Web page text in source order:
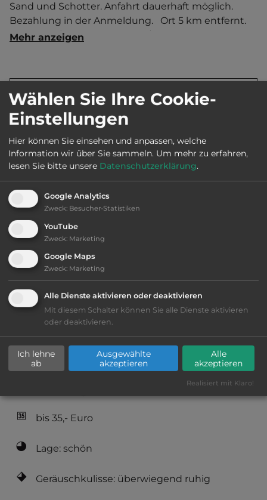
Sand und Schotter. Anfahrt dauerhaft möglich.
Bezahlung in der Anmeldung.   Ort 5 km entfernt.
Touristen-/Dauerstellplätze 8/0.
Mehr anzeigen
Land: Deutschland
E-Mail: info@belt-camping-fehmarn.de
Webseite:
Öffnungszeiten: 1.4. bis 18.10.
bis 35,- Euro
Lage: schön
Geräuschkulisse: überwiegend ruhig
Wählen Sie Ihre Cookie-
Einstellungen
Hier können Sie einsehen und anpassen, welche
Information wir über Sie sammeln. Um mehr zu erfahren,
lesen Sie bitte unsere Datenschutzerklärung.
Google Analytics
Zweck: Besucher-Statistiken
YouTube
Zweck: Marketing
Google Maps
Zweck: Marketing
Alle Dienste aktivieren oder deaktivieren
Mit diesem Schalter können Sie alle Dienste aktivieren
oder deaktivieren.
Ich lehne
ab
Ausgewählte
akzeptieren
Alle
akzeptieren
Realisiert mit Klaro!